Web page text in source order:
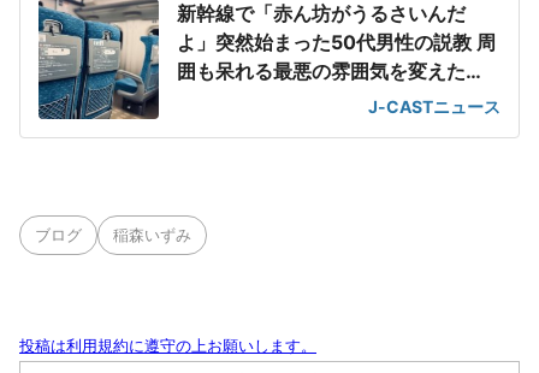
新幹線で「赤ん坊がうるさいんだ
よ」突然始まった50代男性の説教 周
囲も呆れる最悪の雰囲気を変えた
J-CASTニュース
ブログ 稲森いずみ